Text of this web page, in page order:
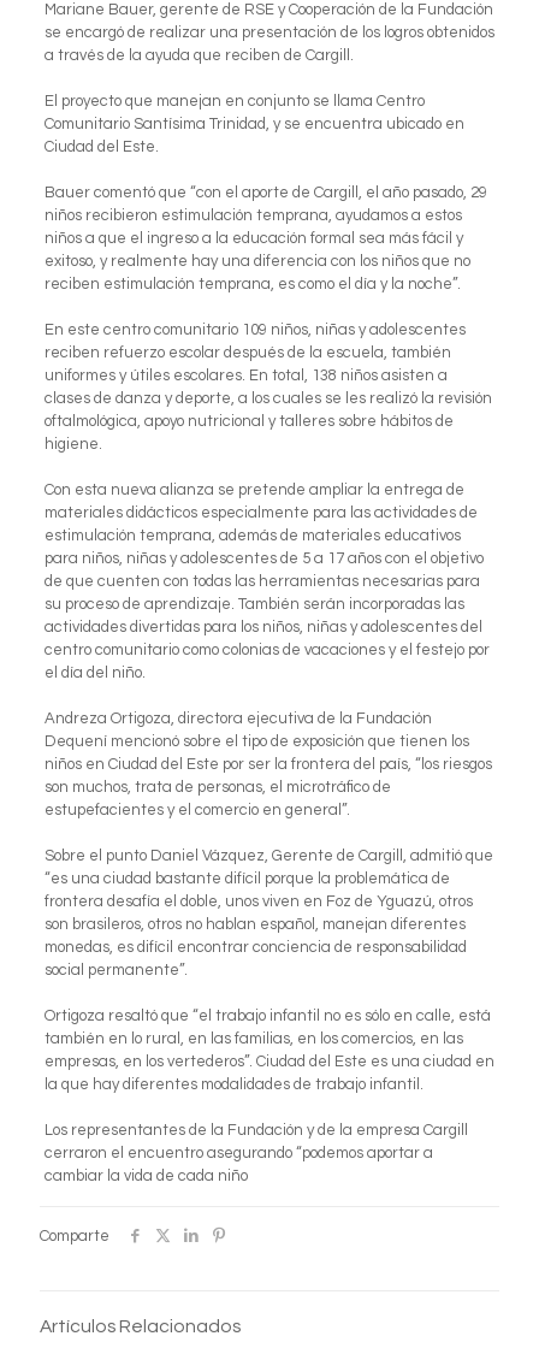
Mariane Bauer, gerente de RSE y Cooperación de la Fundación
se encargó de realizar una presentación de los logros obtenidos
a través de la ayuda que reciben de Cargill.
El proyecto que manejan en conjunto se llama Centro
Comunitario Santísima Trinidad, y se encuentra ubicado en
Ciudad del Este.
Bauer comentó que “con el aporte de Cargill, el año pasado, 29
niños recibieron estimulación temprana, ayudamos a estos
niños a que el ingreso a la educación formal sea más fácil y
exitoso, y realmente hay una diferencia con los niños que no
reciben estimulación temprana, es como el día y la noche”.
En este centro comunitario 109 niños, niñas y adolescentes
reciben refuerzo escolar después de la escuela, también
uniformes y útiles escolares. En total, 138 niños asisten a
clases de danza y deporte, a los cuales se les realizó la revisión
oftalmológica, apoyo nutricional y talleres sobre hábitos de
higiene.
Con esta nueva alianza se pretende ampliar la entrega de
materiales didácticos especialmente para las actividades de
estimulación temprana, además de materiales educativos
para niños, niñas y adolescentes de 5 a 17 años con el objetivo
de que cuenten con todas las herramientas necesarias para
su proceso de aprendizaje. También serán incorporadas las
actividades divertidas para los niños, niñas y adolescentes del
centro comunitario como colonias de vacaciones y el festejo por
el día del niño.
Andreza Ortigoza, directora ejecutiva de la Fundación
Dequení mencionó sobre el tipo de exposición que tienen los
niños en Ciudad del Este por ser la frontera del país, “los riesgos
son muchos, trata de personas, el microtráfico de
estupefacientes y el comercio en general”.
Sobre el punto Daniel Vázquez, Gerente de Cargill, admitió que
“es una ciudad bastante difícil porque la problemática de
frontera desafía el doble, unos viven en Foz de Yguazú, otros
son brasileros, otros no hablan español, manejan diferentes
monedas, es difícil encontrar conciencia de responsabilidad
social permanente”.
Ortigoza resaltó que “el trabajo infantil no es sólo en calle, está
también en lo rural, en las familias, en los comercios, en las
empresas, en los vertederos”. Ciudad del Este es una ciudad en
la que hay diferentes modalidades de trabajo infantil.
Los representantes de la Fundación y de la empresa Cargill
cerraron el encuentro asegurando “podemos aportar a
cambiar la vida de cada niño
Comparte
Artículos Relacionados